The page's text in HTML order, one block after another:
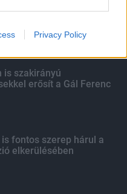
Privacy Policy
eső a Duna
is szakirányú
erősít a Gál Ferenc
fontos szerep hárul a
elkerülésében